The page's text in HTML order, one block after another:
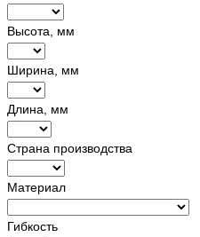
Высота, мм
Ширина, мм
Длина, мм
Страна производства
Материал
Гибкость